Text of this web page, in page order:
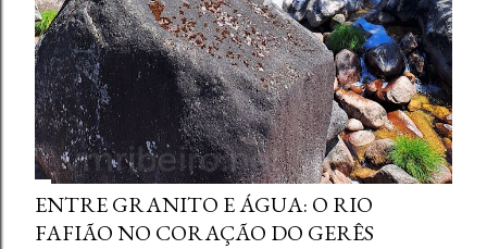
ENTRE GRANITO E ÁGUA: O RIO
FAFIÃO NO CORAÇÃO DO GERÊS